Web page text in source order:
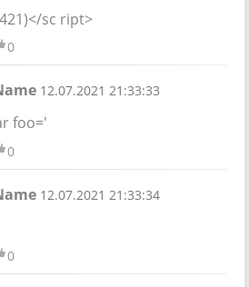
sc ript>
0
12.07.2021 21:33:33
foo='
0
12.07.2021 21:33:34
0